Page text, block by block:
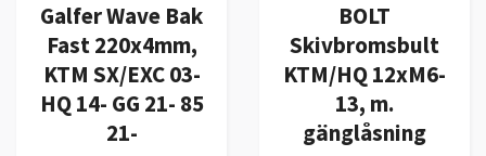
Galfer Wave Bak
Fast 220x4mm,
KTM SX/EXC 03-
HQ 14- GG 21- 85
21-
BOLT
Skivbromsbult
KTM/HQ 12xM6-
13, m.
gänglåsning